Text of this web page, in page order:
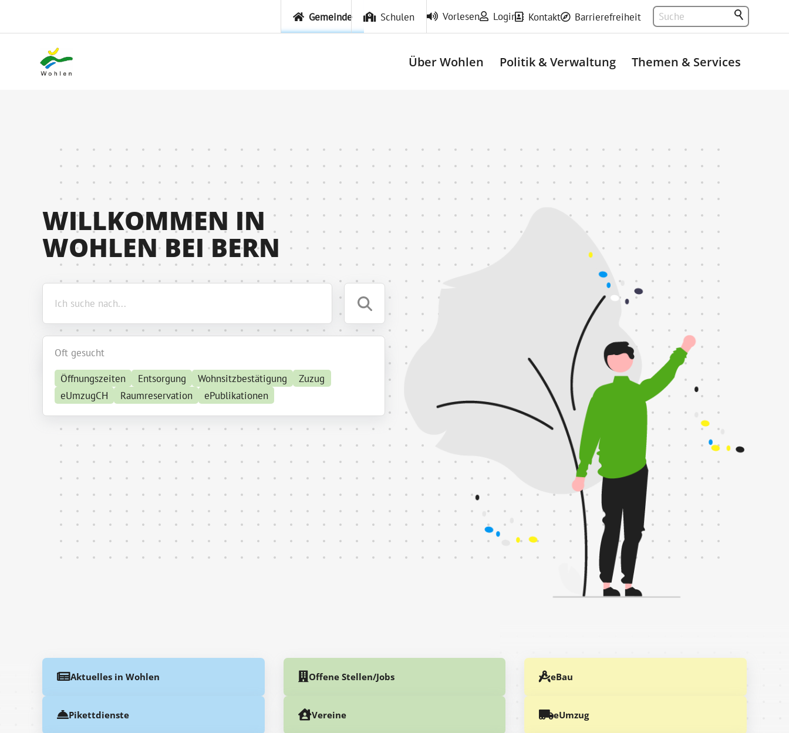
Barrierefreiheit
Kontakt
Login
Gemeinde Schulen Vorlesen
Über Wohlen Politik & Verwaltung Themen & Services
WILLKOMMEN IN
WOHLEN BEI BERN
Oft gesucht
Öffnungszeiten
Entsorgung Wohnsitzbestätigung
Zuzug
eUmzugCH
Raumreservation ePublikationen
Aktuelles in Wohlen
Pikettdienste
Offene Stellen/Jobs
Vereine
eBau
eUmzug